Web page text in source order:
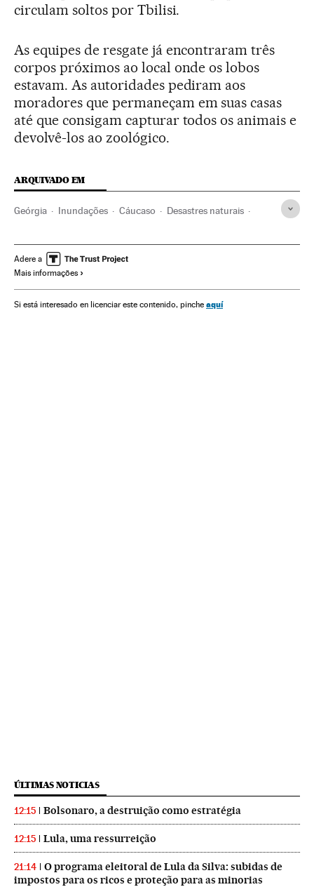
circulam soltos por Tbilisi.
As equipes de resgate já encontraram três
corpos próximos ao local onde os lobos
estavam. As autoridades pediram aos
moradores que permaneçam em suas casas
até que consigam capturar todos os animais e
devolvê-los ao zoológico.
ARQUIVADO EM
Geórgia Inundações Cáucaso Desastres naturais
Espécies Meio ambiente
Adere a
Mais informações
Si está interesado en licenciar este contenido, pinche aquí
ÚLTIMAS NOTICIAS
12:15 Bolsonaro, a destruição como estratégia
12:15 Lula, uma ressurreição
21:14
O programa eleitoral de Lula da Silva: subidas de
impostos para os ricos e proteção para as minorias